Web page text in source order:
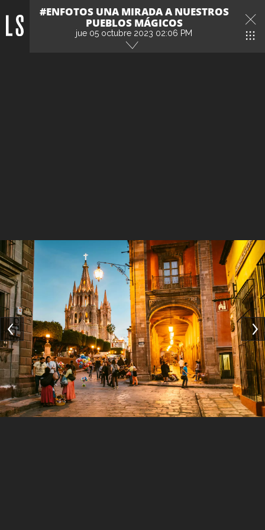
#ENFOTOS UNA MIRADA A NUESTROS
PUEBLOS MÁGICOS
jue 05 octubre 2023 02:06 PM